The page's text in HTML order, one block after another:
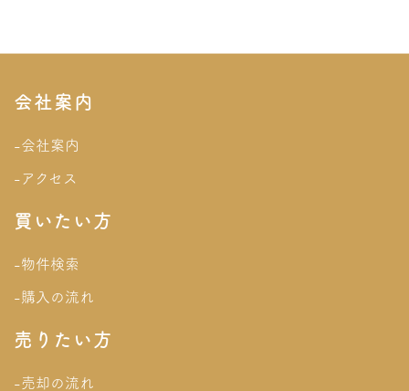
会社案内
-会社案内
-アクセス
買いたい方
-物件検索
-購入の流れ
売りたい方
-売却の流れ